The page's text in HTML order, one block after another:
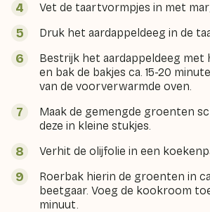
Vet de taartvormpjes in met
Druk het aardappeldeeg in de
Bestrijk het aardappeldeeg
en bak de bakjes ca. 15-20
van de voorverwarmde oven.
Maak de gemengde groenten
deze in kleine stukjes.
Verhit de olijfolie in een
Roerbak hierin de groenten in
beetgaar. Voeg de kookroom
minuut.